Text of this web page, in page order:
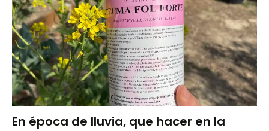
Cuidados
En época de lluvia, que hacer en la